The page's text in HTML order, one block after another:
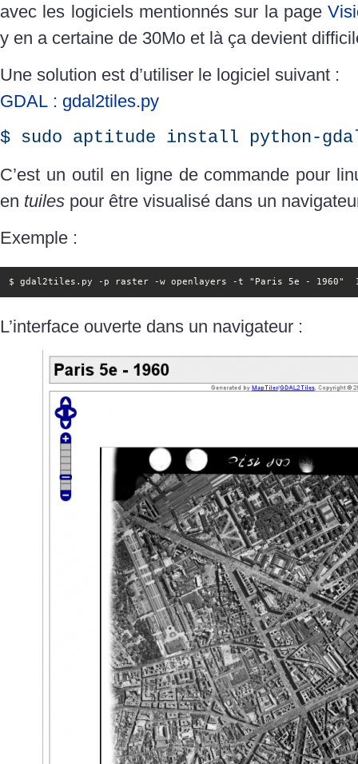
avec les logiciels mentionnés sur la page
y en a certaine de 30Mo et là ça devient
Une solution est d’utiliser le logiciel suivant :
GDAL : gdal2tiles.py
$ sudo aptitude install python-
C’est un outil en ligne de commande pour
en tuiles pour être visualisé dans un
Exemple :
$ gdal2tiles.py -p raster -w openlayers -t "Paris 5e - 1960"
L’interface ouverte dans un navigateur :